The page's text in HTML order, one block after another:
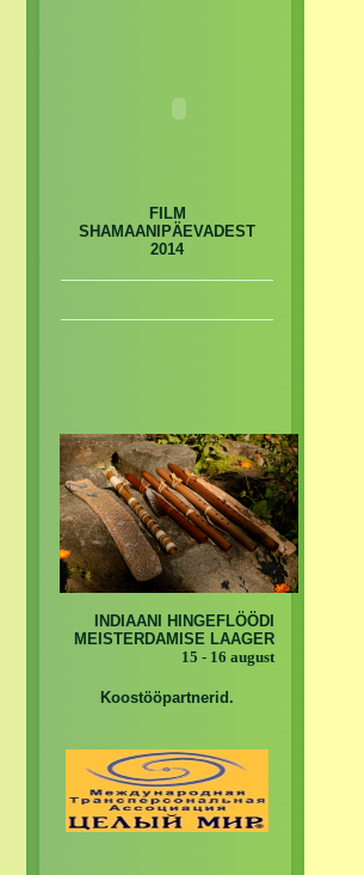
FILM
SHAMAANIPÄEVADEST
2014
INDIAANI HINGEFLÖÖDI
MEISTERDAMISE LAAGER
15 - 16 august
Koostööpartnerid.